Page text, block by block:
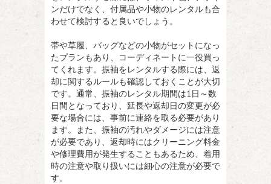
ンだけでなく、付属品や小物のレンタルも合
わせて検討すると良いでしょう。
帯や草履、バッグなどの小物がセットになっ
たプランもあり、コーディネートに一役買っ
てくれます。振袖をレンタルする際には、返
却に関するルールも確認しておくことが大切
です。通常、振袖のレンタル期間は1日～数
日間となっており、延長や返却日の変更が必
要な場合には、事前に連絡を取る必要があり
ます。また、振袖の汚れやダメージには注意
が必要であり、返却時にはクリーニング料金
や修理費用が発生することもあるため、着用
時の注意や取り扱いには細心の注意が必要で
す。